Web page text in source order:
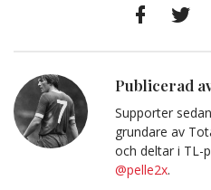
Publicerad
Supporter
grundare av
och deltar i TL-
@pelle2x.